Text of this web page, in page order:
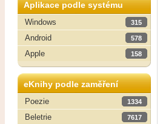
Aplikace podle systému
Windows
315
Android 578
Apple 158
eKnihy podle zaměření
Poezie
1334
Beletrie 7617